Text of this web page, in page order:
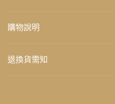
購物說明
退換貨需知